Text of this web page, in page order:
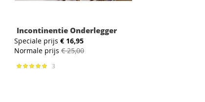
Incontinentie Onderlegger
Speciale prijs € 16,95
Normale prijs € 25,00
Waardering:
3